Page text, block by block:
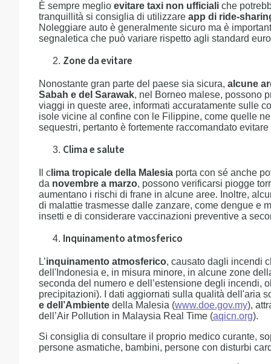
È sempre meglio evitare taxi non ufficiali che
tranquillità si consiglia di utilizzare app di ride-
Noleggiare auto è generalmente sicuro ma è
segnaletica che può variare rispetto agli standard
Zone da evitare
Nonostante gran parte del paese sia sicura, alcune
Sabah e del Sarawak, nel Borneo malese, possono
viaggi in queste aree, informati accuratamente sulle
isole vicine al confine con le Filippine, come quelle
sequestri, pertanto è fortemente raccomandato
Clima e salute
Il c lima tropicale della Malesia porta con sé anche
da novembre a marzo, possono verificarsi piogge
aumentano i rischi di frane in alcune aree. Inoltre,
di malattie trasmesse dalle zanzare, come dengue e
insetti e di considerare vaccinazioni preventive a
Inquinamento atmosferico
L’inquinamento atmosferico, causato dagli incendi
dell'Indonesia e, in misura minore, in alcune zone
seconda del numero e dell’estensione degli incendi,
precipitazioni). I dati aggiornati sulla qualità dell'aria
e dell’Ambiente della Malesia (www.doe.gov.my),
dell’Air Pollution in Malaysia Real Time (aqicn.org).
Si consiglia di consultare il proprio medico curante,
persone asmatiche, bambini, persone con disturbi